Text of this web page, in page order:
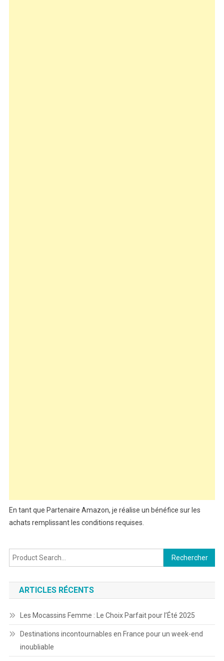
En tant que Partenaire Amazon, je réalise un bénéfice sur les
achats remplissant les conditions requises.
Rechercher :
ARTICLES RÉCENTS
Les Mocassins Femme : Le Choix Parfait pour l’Été 2025
Destinations incontournables en France pour un week-end
inoubliable